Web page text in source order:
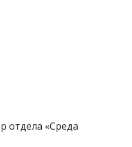
отдела «Среда